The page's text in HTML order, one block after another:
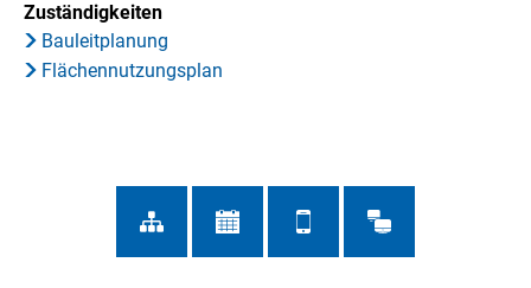
Zuständigkeiten
Bauleitplanung
Flächennutzungsplan